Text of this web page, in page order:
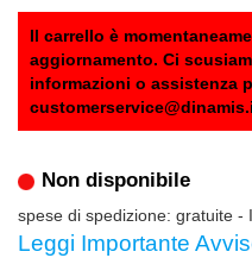
Il carrello è
aggiornamento. Ci
informazioni o assistenza
Non disponibile
spese di spedizione: gratuite -
Leggi Importante